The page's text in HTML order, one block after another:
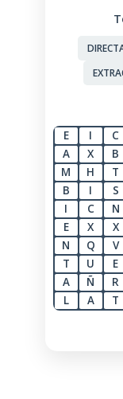
E I C
A
X B
M
H T
B
I S
I
C N
E
X X
N
Q V
T
U E
A
Ñ R
L
A T